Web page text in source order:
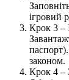
ігровий
Крок 3 –
законом.
Крок 4 –